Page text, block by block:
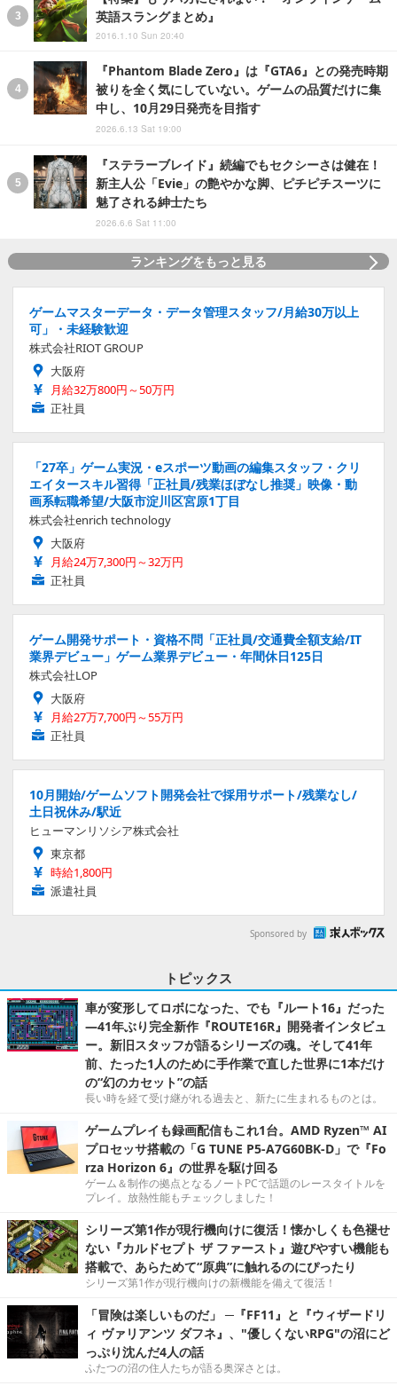
英語スラングまとめ』
2016.1.10 Sun 20:40
『Phantom Blade Zero』は『GTA6』との発売時期
被りを全く気にしていない。ゲームの品質だけに集
中し、10月29日発売を目指す
2026.6.13 Sat 19:00
『ステラーブレイド』続編でもセクシーさは健在！
新主人公「Evie」の艶やかな脚、ピチピチスーツに
魅了される紳士たち
2026.6.6 Sat 11:00
ランキングをもっと見る
ゲームマスターデータ・データ管理スタッフ/月給30万以上
可」・未経験歓迎
株式会社RIOT GROUP
大阪府
月給32万800円～50万円
正社員
「27卒」ゲーム実況・eスポーツ動画の編集スタッフ・クリ
エイタースキル習得「正社員/残業ほぼなし推奨」映像・動
画系転職希望/大阪市淀川区宮原1丁目
株式会社enrich technology
大阪府
月給24万7,300円～32万円
正社員
ゲーム開発サポート・資格不問「正社員/交通費全額支給/IT
業界デビュー」ゲーム業界デビュー・年間休日125日
株式会社LOP
大阪府
月給27万7,700円～55万円
正社員
10月開始/ゲームソフト開発会社で採用サポート/残業なし/
土日祝休み/駅近
ヒューマンリソシア株式会社
東京都
時給1,800円
派遣社員
Sponsored by
トピックス
車が変形してロボになった、でも『ルート16』だった
―41年ぶり完全新作『ROUTE16R』開発者インタビュ
ー。新旧スタッフが語るシリーズの魂。そして41年
前、たった1人のために手作業で直した世界に1本だけ
の“幻のカセット”の話
長い時を経て受け継がれる過去と、新たに生まれるものとは。
ゲームプレイも録画配信もこれ1台。AMD Ryzen™ AI
プロセッサ搭載の「G TUNE P5-A7G60BK-D」で『Fo
rza Horizon 6』の世界を駆け回る
ゲーム＆制作の拠点となるノートPCで話題のレースタイトルを
プレイ。放熱性能もチェックしました！
シリーズ第1作が現行機向けに復活！懐かしくも色褪せ
ない『カルドセプト ザ ファースト』遊びやすい機能も
搭載で、あらためて“原典”に触れるのにぴったり
シリーズ第1作が現行機向けの新機能を備えて復活！
「冒険は楽しいものだ」 ─『FF11』と『ウィザードリ
ィ ヴァリアンツ ダフネ』、"優しくないRPG"の沼にど
っぷり沈んだ4人の話
ふたつの沼の住人たちが語る奥深さとは。